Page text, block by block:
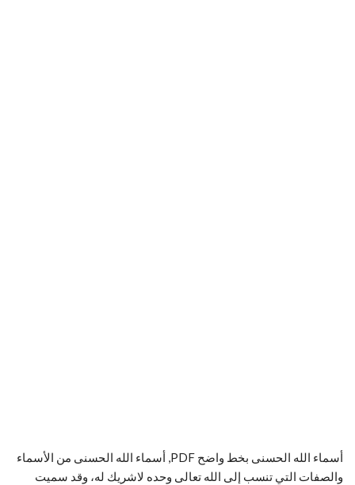
أسماء الله الحسنى بخط واضح PDF, أسماء الله الحسنى من الأسماء
والصفات التي تنسب إلى الله تعالى وحده لاشريك له، وقد سميت